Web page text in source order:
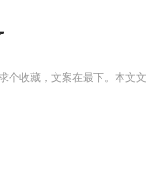
个收藏，文案在最下。本文文